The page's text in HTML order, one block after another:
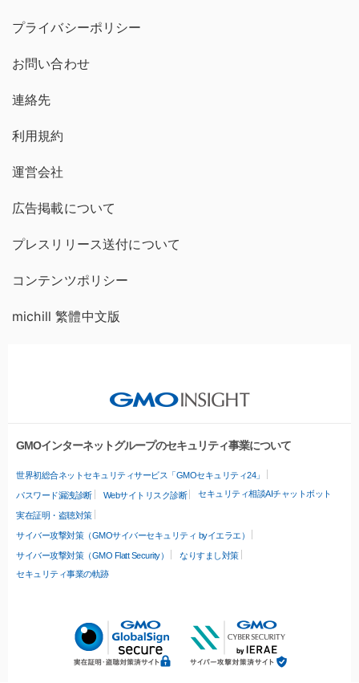
プライバシーポリシー
お問い合わせ
連絡先
利用規約
運営会社
広告掲載について
プレスリリース送付について
コンテンツポリシー
michill 繁體中文版
GMOインターネットグループのセキュリティ事業について
世界初総合ネットセキュリティサービス「GMOセキュリティ24」
パスワード漏洩診断 Webサイトリスク診断 セキュリティ相談AIチャットボット
実在証明・盗聴対策
サイバー攻撃対策（GMOサイバーセキュリティ byイエラエ）
サイバー攻撃対策（GMO Flatt Security）
なりすまし対策
セキュリティ事業の軌跡